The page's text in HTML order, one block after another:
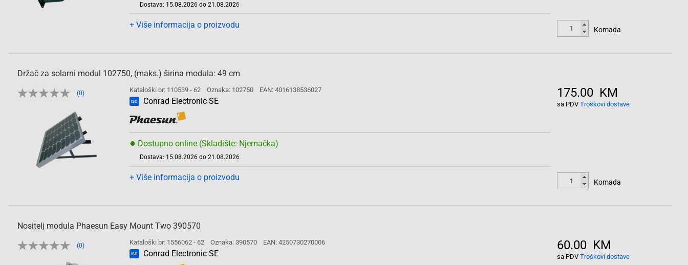
Dostava: 15.08.2026 do 21.08.2026
+ Više informacija o proizvodu
Komada
Držač za solarni modul 102750, (maks.) širina modula: 49 cm
(0) Kataloški br: 110539 - 62 Oznaka: 102750 EAN: 4016138536027
ISO Conrad Electronic SE
● Dostupno online (Skladište: Njemačka)
Dostava: 15.08.2026 do 21.08.2026
+ Više informacija o proizvodu
175.00 KM
sa PDV Troškovi dostave
Komada
Nositelj modula Phaesun Easy Mount Two 390570
(0) Kataloški br: 1556062 - 62 Oznaka: 390570 EAN: 4250730270006
ISO Conrad Electronic SE
60.00 KM
sa PDV Troškovi dostave